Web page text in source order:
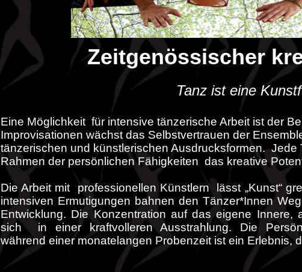
Eine Möglichkeit für intensive tänzerische Arbeit ist der
Improvisationen wächst das Selbstvertrauen der
tänzerischen und künstlerischen Ausdrucksformen. Jede
Rahmen der persönlichen Fähigkeiten das kreative
Die Arbeit mit professionellen Künstlern lässt „Kunst“
intensiven Ermutigungen bahnen den Tänzer*Innen
Entwicklung. Die Konzentration auf das eigene Innere,
sich in einer kraftvolleren Ausstrahlung. Die
während einer monatelangen Probenzeit ist ein Erlebnis,
Zeitgenössischer
Tanz ist eine